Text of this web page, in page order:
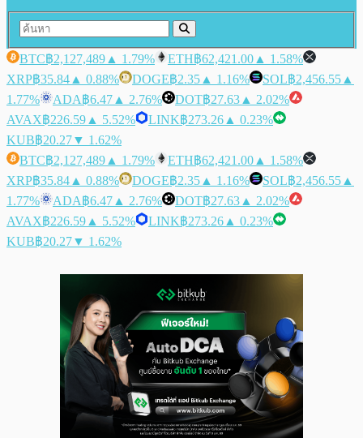
BTC฿2,127,489 ▲ 1.79% ETH฿62,421.00 ▲ 1.58%
XRP฿35.84 ▲ 0.88% DOGE฿2.35 ▲ 1.16% SOL฿2,456.55 ▲
1.77%
ADA฿6.47 ▲ 2.76% DOT฿27.63 ▲ 2.02%
AVAX฿226.59 ▲ 5.52% LINK฿273.26 ▲ 0.23%
KUB฿20.27▼ 1.62%
BTC฿2,127,489 ▲ 1.79% ETH฿62,421.00 ▲ 1.58%
XRP฿35.84 ▲ 0.88% DOGE฿2.35 ▲ 1.16% SOL฿2,456.55 ▲
1.77%
ADA฿6.47 ▲ 2.76% DOT฿27.63 ▲ 2.02%
AVAX฿226.59 ▲ 5.52% LINK฿273.26 ▲ 0.23%
KUB฿20.27▼ 1.62%